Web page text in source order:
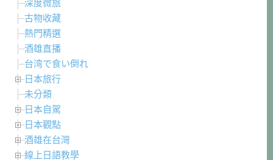
深度微旅
古物收藏
熱門精選
酒雄直播
台湾で食い倒れ
日本旅行
未分類
日本自駕
日本觀點
酒雄在台灣
線上日語教學